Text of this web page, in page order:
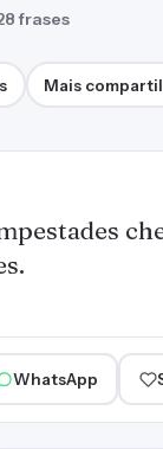
frases
Mais
WhatsApp